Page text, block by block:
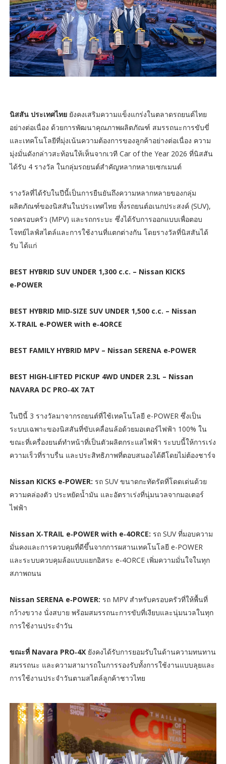
นิสสัน ประเทศไทย ยังคงเสริมความแข็งแกร่งในตลาดรถยนต์ไทย
อย่างต่อเนื่อง ด้วยการพัฒนาคุณภาพผลิตภัณฑ์ สมรรถนะการขับขี่
และเทคโนโลยีที่มุ่งเน้นความต้องการของลูกค้าอย่างต่อเนื่อง ความ
มุ่งมั่นดังกล่าวสะท้อนให้เห็นจากเวที Car of the Year 2026 ที่นิสสัน
ได้รับ 4 รางวัล ในกลุ่มรถยนต์สำคัญหลากหลายเซกเมนต์
รางวัลที่ได้รับในปีนี้เป็นการยืนยันถึงความหลากหลายของกลุ่ม
ผลิตภัณฑ์ของนิสสันในประเทศไทย ทั้งรถยนต์อเนกประสงค์ (SUV),
รถครอบครัว (MPV) และรถกระบะ ซึ่งได้รับการออกแบบเพื่อตอบ
โจทย์ไลฟ์สไตล์และการใช้งานที่แตกต่างกัน โดยรางวัลที่นิสสันได้
รับ ได้แก่
BEST HYBRID SUV UNDER 1,300 c.c. – Nissan KICKS
e‑POWER
BEST HYBRID MID‑SIZE SUV UNDER 1,500 c.c. – Nissan
X‑TRAIL e‑POWER with e‑4ORCE
BEST FAMILY HYBRID MPV – Nissan SERENA e‑POWER
BEST HIGH‑LIFTED PICKUP 4WD UNDER 2.3L – Nissan
NAVARA DC PRO‑4X 7AT
ในปีนี้ 3 รางวัลมาจากรถยนต์ที่ใช้เทคโนโลยี e-POWER ซึ่งเป็น
ระบบเฉพาะของนิสสันที่ขับเคลื่อนล้อด้วยมอเตอร์ไฟฟ้า 100% ใน
ขณะที่เครื่องยนต์ทำหน้าที่เป็นตัวผลิตกระแสไฟฟ้า ระบบนี้ให้การเร่ง
ความเร็วที่ราบรื่น และประสิทธิภาพที่ตอบสนองได้ดีโดยไม่ต้องชาร์จ
Nissan KICKS e‑POWER: รถ SUV ขนาดกะทัดรัดที่โดดเด่นด้วย
ความคล่องตัว ประหยัดน้ำมัน และอัตราเร่งที่นุ่มนวลจากมอเตอร์
ไฟฟ้า
Nissan X‑TRAIL e‑POWER with e‑4ORCE: รถ SUV ที่มอบความ
มั่นคงและการควบคุมที่ดีขึ้นจากการผสานเทคโนโลยี e-POWER
และระบบควบคุมล้อแบบแยกอิสระ e‑4ORCE เพิ่มความมั่นใจในทุก
สภาพถนน
Nissan SERENA e‑POWER: รถ MPV สำหรับครอบครัวที่ให้พื้นที่
กว้างขวาง นั่งสบาย พร้อมสมรรถนะการขับที่เงียบและนุ่มนวลในทุก
การใช้งานประจำวัน
ขณะที่ Navara PRO‑4X ยังคงได้รับการยอมรับในด้านความทนทาน
สมรรถนะ และความสามารถในการรองรับทั้งการใช้งานแบบลุยและ
การใช้งานประจำวันตามสไตล์ลูกค้าชาวไทย